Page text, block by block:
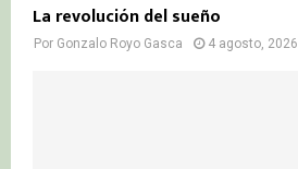
La revolución del sueño
Por Gonzalo Royo Gasca 4 agosto, 2026